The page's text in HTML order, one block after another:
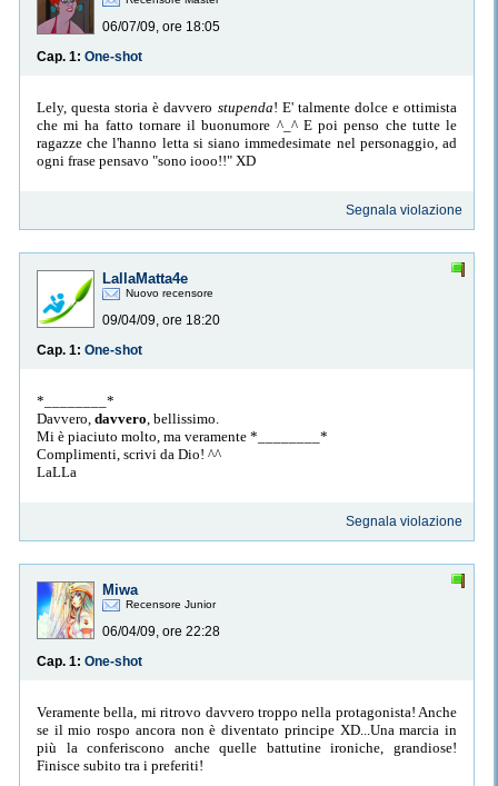
06/07/09, ore 18:05
Cap. 1: One-shot
Lely, questa storia è davvero stupenda! E' talmente dolce e ottimista
che mi ha fatto tornare il buonumore ^_^ E poi penso che tutte le
ragazze che l'hanno letta si siano immedesimate nel personaggio, ad
ogni frase pensavo "sono iooo!!" XD
Segnala violazione
LallaMatta4e
Nuovo recensore
09/04/09, ore 18:20
Cap. 1: One-shot
*________*
Davvero, davvero , bellissimo.
Mi è piaciuto molto, ma veramente *________*
Complimenti, scrivi da Dio! ^^
LaLLa
Segnala violazione
Miwa
Recensore Junior
06/04/09, ore 22:28
Cap. 1: One-shot
Veramente bella, mi ritrovo davvero troppo nella protagonista! Anche
se il mio rospo ancora non è diventato principe XD...Una marcia in
più la conferiscono anche quelle battutine ironiche, grandiose!
Finisce subito tra i preferiti!